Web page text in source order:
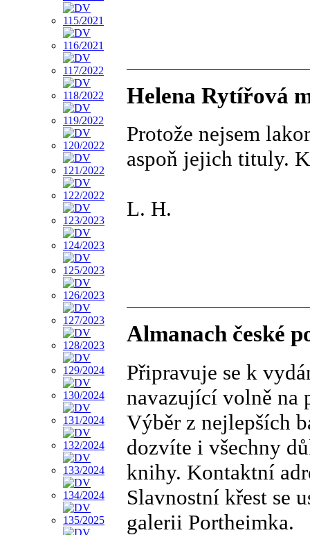
Helena Rytířová
Protože nejsem
aspoň jejich tituly.
L. H.
Almanach české
Připravuje se k
navazující volně na
Výběr z nejlepších
dozvíte i všechny
knihy. Kontaktní
Slavnostní křest se
galerii Portheimka.